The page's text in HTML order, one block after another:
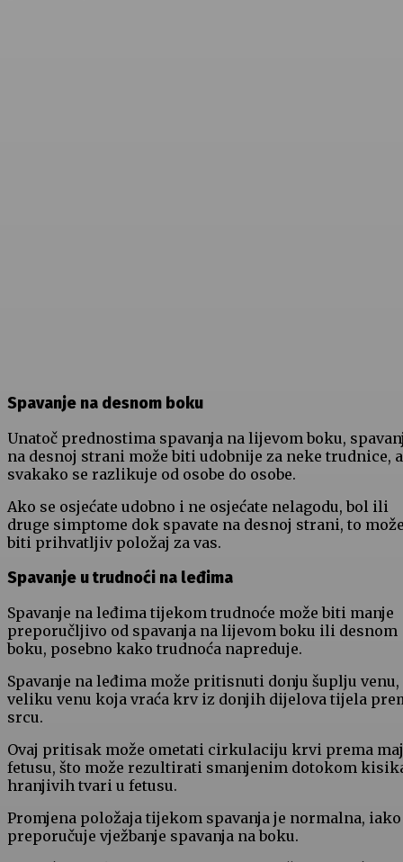
Spavanje na desnom boku
Unatoč prednostima spavanja na lijevom boku,
na desnoj strani može biti udobnije za neke trudnice, a
svakako se razlikuje od osobe do osobe.
Ako se osjećate udobno i ne osjećate nelagodu, bol ili
druge simptome dok spavate na desnoj strani, to
biti prihvatljiv položaj za vas.
Spavanje u trudnoći na leđima
Spavanje na leđima tijekom trudnoće može biti manje
preporučljivo od spavanja na lijevom boku ili desnom
boku, posebno kako trudnoća napreduje.
Spavanje na leđima može pritisnuti donju šuplju venu,
veliku venu koja vraća krv iz donjih dijelova tijela
srcu.
Ovaj pritisak može ometati cirkulaciju krvi prema
fetusu, što može rezultirati smanjenim dotokom
hranjivih tvari u fetusu.
Promjena položaja tijekom spavanja je normalna, iako
preporučuje vježbanje spavanja na boku.